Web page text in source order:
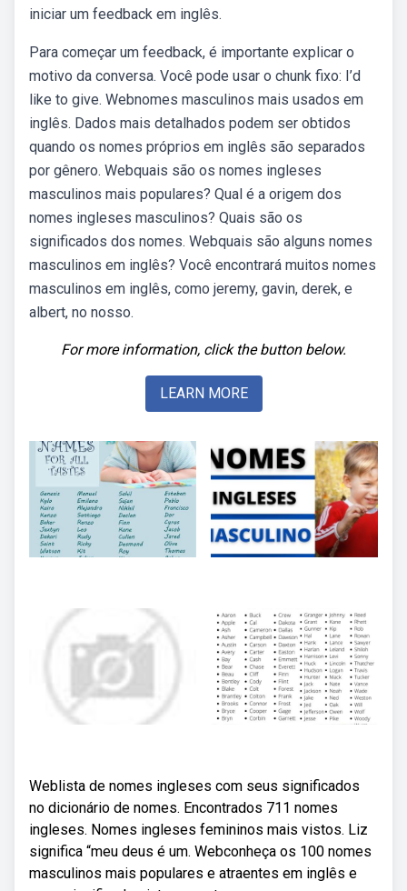
iniciar um feedback em inglês.
Para começar um feedback, é importante explicar o
motivo da conversa. Você pode usar o chunk fixo: I’d
like to give. Webnomes masculinos mais usados em
inglês. Dados mais detalhados podem ser obtidos
quando os nomes próprios em inglês são separados
por gênero. Webquais são os nomes ingleses
masculinos mais populares? Qual é a origem dos
nomes ingleses masculinos? Quais são os
significados dos nomes. Webquais são alguns nomes
masculinos em inglês? Você encontrará muitos nomes
masculinos em inglês, como jeremy, gavin, derek, e
albert, no nosso.
For more information, click the button below.
LEARN MORE
Weblista de nomes ingleses com seus significados
no dicionário de nomes. Encontrados 711 nomes
ingleses. Nomes ingleses femininos mais vistos. Liz
significa “meu deus é um. Webconheça os 100 nomes
masculinos mais populares e atraentes em inglês e